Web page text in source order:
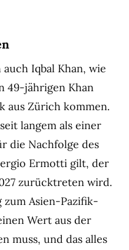
Iqbal Khan, wie
49-jährigen Khan
aus Zürich kommen.
langem als einer
die Nachfolge des
Ermotti gilt, der
zurücktreten wird.
zum Asien-Pazifik-
Wert aus der
muss, und das alles